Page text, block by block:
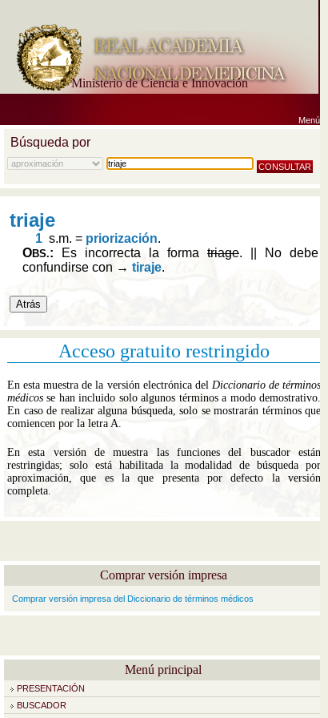
Ministerio de Ciencia e Innovación
Menú
Búsqueda por
Acceso gratuito restringido
En esta muestra de la versión electrónica del Diccionario de términos
médicos se han incluido solo algunos términos a modo demostrativo.
En caso de realizar alguna búsqueda, solo se mostrarán términos que
comiencen por la letra A.
En esta versión de muestra las funciones del buscador están
restringidas; solo está habilitada la modalidad de búsqueda por
aproximación, que es la que presenta por defecto la versión
completa.
Comprar versión impresa
Comprar versión impresa del Diccionario de términos médicos
Menú principal
PRESENTACIÓN
BUSCADOR